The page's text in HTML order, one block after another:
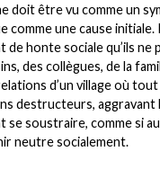
doit être vu comme un
comme une cause
de honte sociale qu’ils
des collègues, de la
d’un village où
destructeurs, aggravant
se soustraire, comme si
neutre socialement.